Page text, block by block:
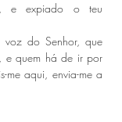
e expiado o teu
do Senhor, que
e quem há de ir por
me aqui, envia-me a